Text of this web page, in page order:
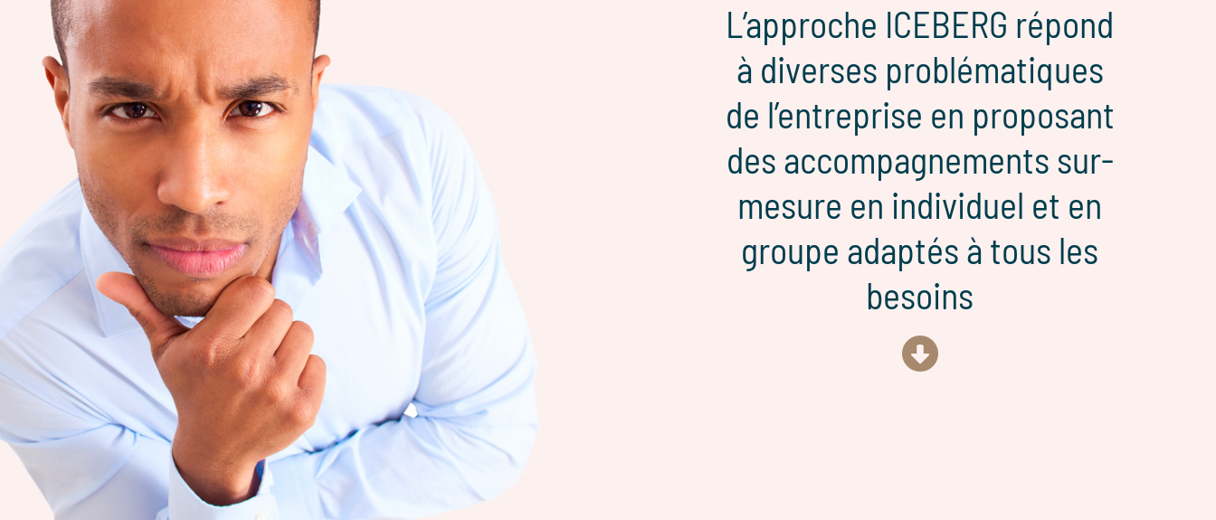
L’approche ICEBERG répond
à diverses problématiques
de l’entreprise en proposant
des accompagnements sur-
mesure en individuel et en
groupe adaptés à tous les
besoins